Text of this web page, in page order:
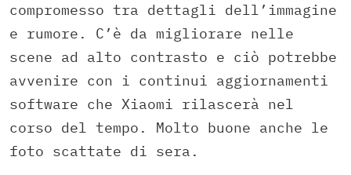
compromesso tra dettagli dell’immagine
e rumore. C’è da migliorare nelle
scene ad alto contrasto e ciò potrebbe
avvenire con i continui aggiornamenti
software che Xiaomi rilascerà nel
corso del tempo. Molto buone anche le
foto scattate di sera.